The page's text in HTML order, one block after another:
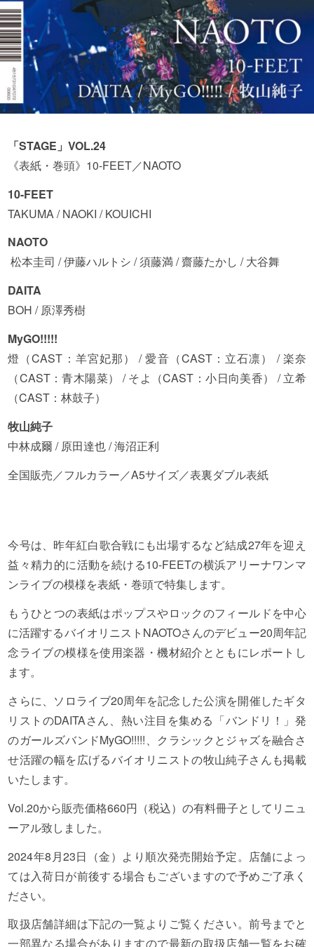
「STAGE」VOL.24
《表紙・巻頭》10-FEET／NAOTO
10-FEET
TAKUMA / NAOKI / KOUICHI
NAOTO
松本圭司 / 伊藤ハルトシ / 須藤満 / 齋藤たかし / 大谷舞
DAITA
BOH / 原澤秀樹
MyGO!!!!!
燈（CAST：羊宮妃那） / 愛音（CAST：立石凛） / 楽奈
（CAST：青木陽菜） / そよ（CAST：小日向美香） / 立希
（CAST：林鼓子）
牧山純子
中林成爾 / 原田達也 / 海沼正利
全国販売／フルカラー／A5サイズ／表裏ダブル表紙
今号は、昨年紅白歌合戦にも出場するなど結成27年を迎え
益々精力的に活動を続ける10-FEETの横浜アリーナワンマ
ンライブの模様を表紙・巻頭で特集します。
もうひとつの表紙はポップスやロックのフィールドを中心
に活躍するバイオリニストNAOTOさんのデビュー20周年記
念ライブの模様を使用楽器・機材紹介とともにレポートし
ます。
さらに、ソロライブ20周年を記念した公演を開催したギタ
リストのDAITAさん、熱い注目を集める「バンドリ！」発
のガールズバンドMyGO!!!!!、クラシックとジャズを融合さ
せ活躍の幅を広げるバイオリニストの牧山純子さんも掲載
いたします。
Vol.20から販売価格660円（税込）の有料冊子としてリニュ
ーアル致しました。
2024年8月23日（金）より順次発売開始予定。店舗によっ
ては入荷日が前後する場合もございますので予めご了承く
ださい。
取扱店舗詳細は下記の一覧よりご覧ください。前号までと
一部異なる場合がありますので最新の取扱店舗一覧をお確